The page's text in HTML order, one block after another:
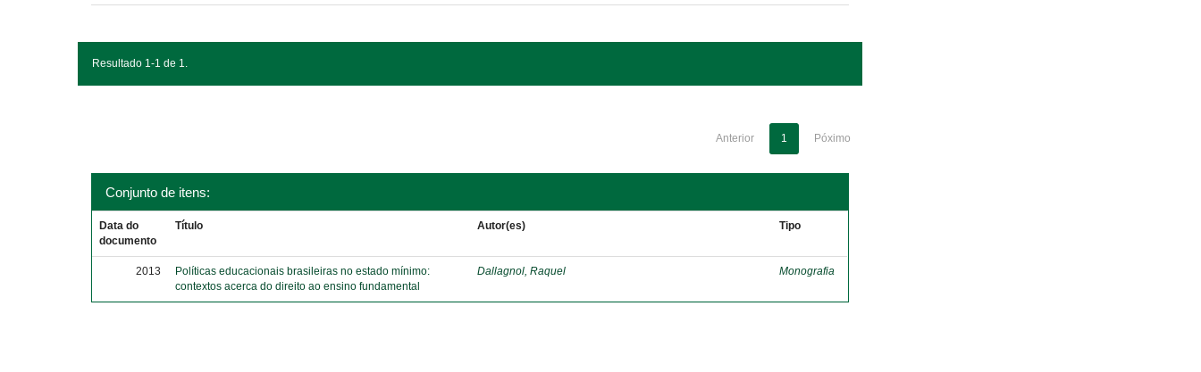
Resultado 1-1 de 1.
Anterior 1 Póximo
Conjunto de itens:
Data do
documento
Título Autor(es) Tipo
2013
Políticas educacionais brasileiras no estado mínimo:
contextos acerca do direito ao ensino fundamental
Dallagnol, Raquel Monografia